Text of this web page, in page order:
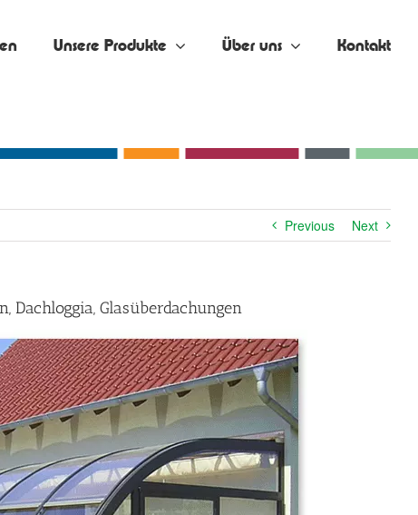
Unsere Produkte Über uns Kontakt
Previous Next
Dachloggia, Glasüberdachungen